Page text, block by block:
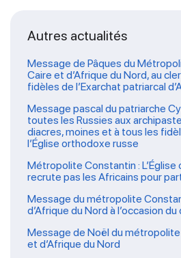
Autres actualités
Message de Pâques du
Caire et d’Afrique du Nord, au
fidèles de l’Exarchat patriarcal
Message pascal du patriarche
toutes les Russies aux
diacres, moines et à tous les
l’Église orthodoxe russe
Métropolite Constantin :
recrute pas les Africains pour
Message du métropolite
d’Afrique du Nord à l’occasion
Message de Noël du
et d’Afrique du Nord